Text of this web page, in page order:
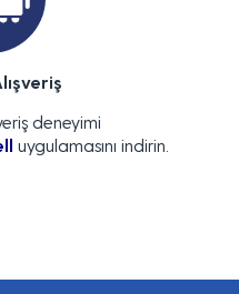
deneyimi
uygulamasını indirin.